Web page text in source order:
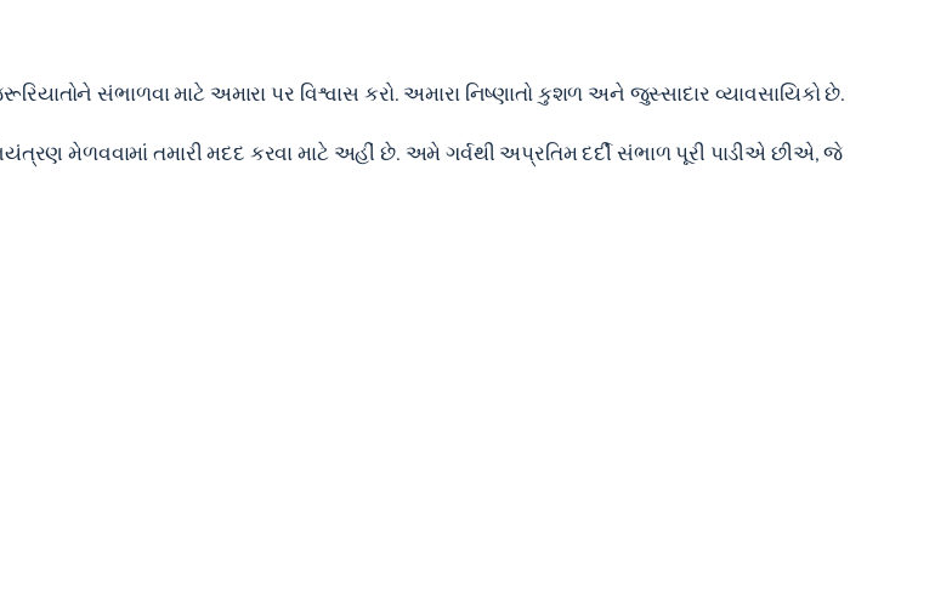
સંભાળવા માટે અમારા પર વિશ્વાસ કરો. અમારા નિષ્ણાતો કુશળ અને જુસ્સાદાર વ્યાવસાયિકો છે.
મેળવવામાં તમારી મદદ કરવા માટે અહીં છે. અમે ગર્વથી અપ્રતિમ દર્દી સંભાળ પૂરી પાડીએ છીએ, જે